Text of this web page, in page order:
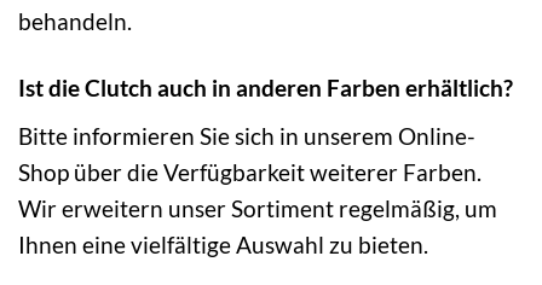
behandeln.
Ist die Clutch auch in anderen Farben erhältlich?
Bitte informieren Sie sich in unserem Online-
Shop über die Verfügbarkeit weiterer Farben.
Wir erweitern unser Sortiment regelmäßig, um
Ihnen eine vielfältige Auswahl zu bieten.